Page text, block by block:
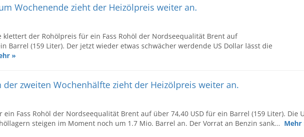
Wochenende zieht der Heizölpreis weiter an.
klettert der Rohölpreis für ein Fass Rohöl der Nordseequalität Brent auf
Barrel (159 Liter). Der jetzt wieder etwas schwächer werdende US Dollar lässt die
»
der zweiten Wochenhälfte zieht der Heizölpreis weiter an.
ein Fass Rohöl der Nordseequalität Brent auf über 74,40 USD für ein Barrel (159 Liter). Die
steigen im Moment noch um 1.7 Mio. Barrel an. Der Vorrat an Benzin sank... Mehr